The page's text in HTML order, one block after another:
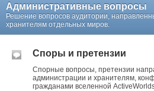
Административные вопросы
Решение вопросов аудитории,
хранителям отдельных миров.
Споры и претензии
Спорные вопросы, претензии
администрации и хранителям,
гражданами вселенной